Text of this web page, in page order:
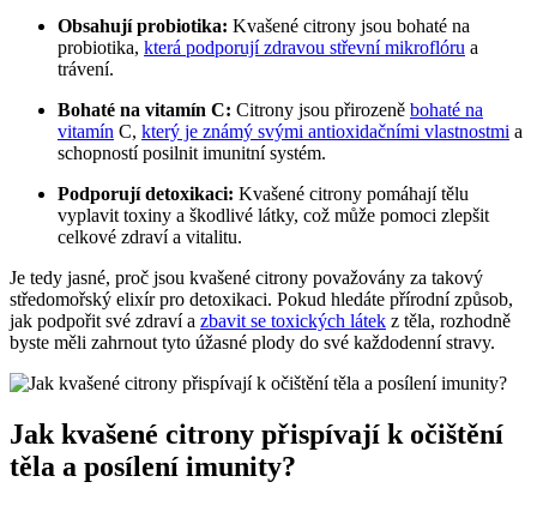
Obsahují probiotika: Kvašené citrony jsou bohaté na
probiotika, která podporují zdravou střevní mikroflóru a
trávení.
Bohaté na vitamín C: Citrony jsou přirozeně bohaté na
vitamín C, který je známý svými antioxidačními vlastnostmi a
schopností posilnit imunitní systém.
Podporují detoxikaci: Kvašené citrony pomáhají tělu
vyplavit toxiny a škodlivé látky, což může pomoci zlepšit
celkové zdraví a vitalitu.
Je tedy jasné, proč jsou kvašené citrony považovány za takový
středomořský elixír pro detoxikaci. Pokud hledáte přírodní způsob,
jak podpořit své zdraví a zbavit se toxických látek z těla, rozhodně
byste měli zahrnout tyto úžasné plody do své každodenní stravy.
Jak kvašené citrony přispívají k očištění
těla a posílení imunity?